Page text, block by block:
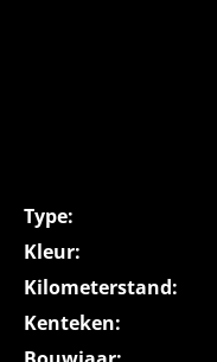
Type:
Kleur:
Kilometerstand:
Kenteken: